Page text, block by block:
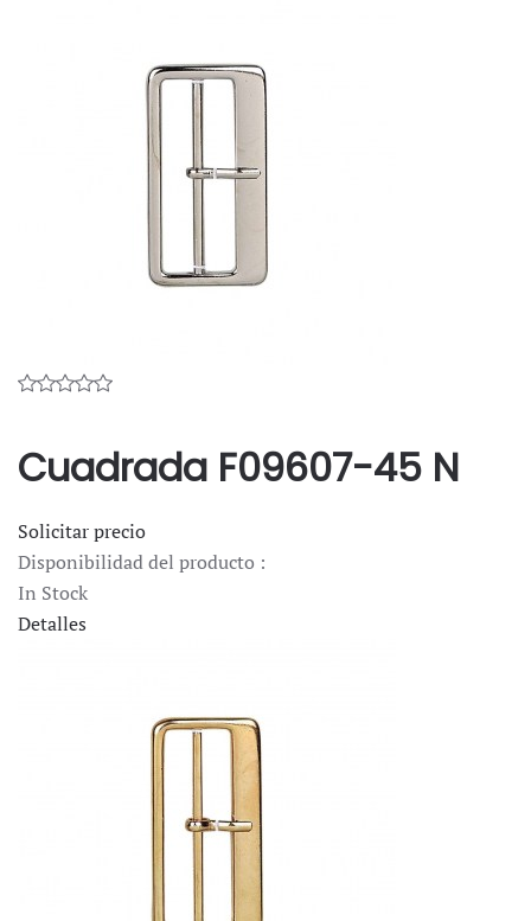
Cuadrada F09607-45 N
Solicitar precio
Disponibilidad del producto :
In Stock
Detalles